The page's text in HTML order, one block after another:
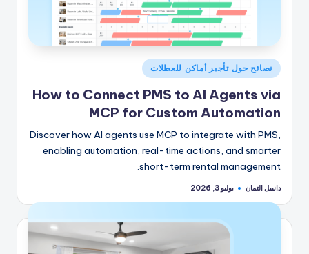
نُشر
في
نصائح حول تأجير أماكن للعطلات
How to Connect PMS to AI Agents via
MCP for Custom Automation
Discover how AI agents use MCP to integrate with PMS,
enabling automation, real-time actions, and smarter
short-term rental management.
تمّ
بواسطة
دانييل التمان يوليو 3, 2026